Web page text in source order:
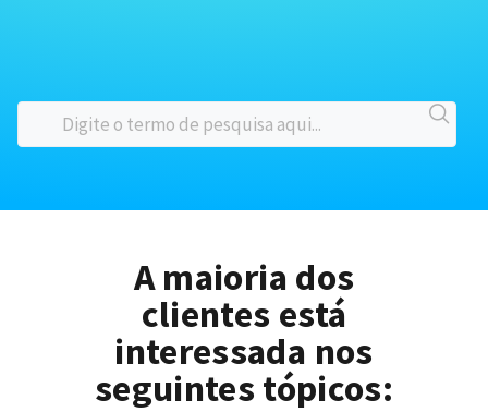
A maioria dos
clientes está
interessada nos
seguintes tópicos: